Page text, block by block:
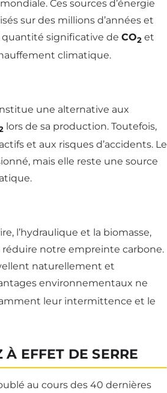
Ces sources d’énergie
sur des millions d’années et
significative de CO2 et
climatique.
une alternative aux
lors de sa production. Toutefois,
et aux risques d’accidents. Le
mais elle reste une source
l’hydraulique et la biomasse,
notre empreinte carbone.
naturellement et
environnementaux ne
leur intermittence et le
EFFET DE SERRE
au cours des 40 dernières